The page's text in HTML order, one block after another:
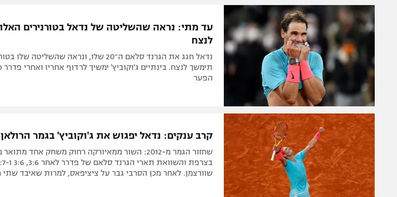
עד מתי: נראה שהשליטה של נדאל בטורנירים
לנצח
נדאל חגג את הגרנד סלאם ה־20 שלו, ונראה שהשליטה
תימשך לנצח. בינתיים ג'וקוביץ' ימשיך לרדוף אחריו ואחרי פדרר
הפער
קרב ענקים: נדאל יפגוש את ג'וקוביץ' בגמר
שוורצמן. לאחר מכן הסרבי גבר על ציציפאס, למרות שאיבד שתי